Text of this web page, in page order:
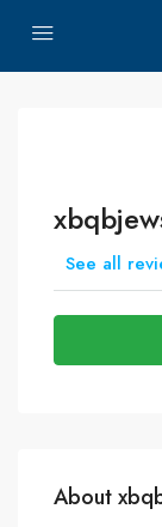
See all
About